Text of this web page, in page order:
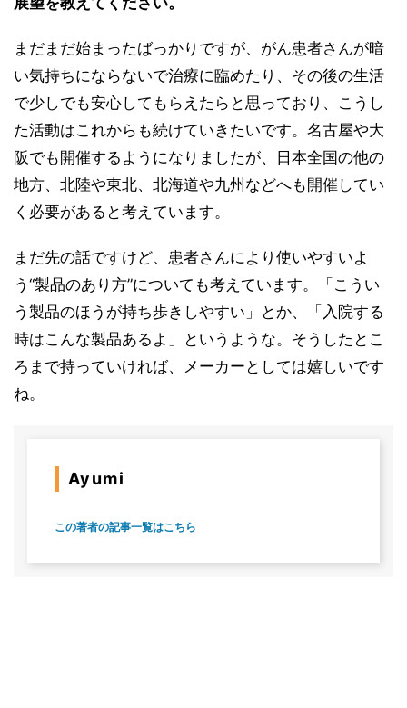
まだまだ始まったばっかりですが、がん患者さんが暗
い気持ちにならないで治療に臨めたり、その後の生活
で少しでも安心してもらえたらと思っており、こうし
た活動はこれからも続けていきたいです。名古屋や大
阪でも開催するようになりましたが、日本全国の他の
地方、北陸や東北、北海道や九州などへも開催してい
く必要があると考えています。
まだ先の話ですけど、患者さんにより使いやすいよ
う“製品のあり方”についても考えています。「こうい
う製品のほうが持ち歩きしやすい」とか、「入院する
時はこんな製品あるよ」というような。そうしたとこ
ろまで持っていければ、メーカーとしては嬉しいです
ね。
Ayumi
この著者の記事一覧はこちら